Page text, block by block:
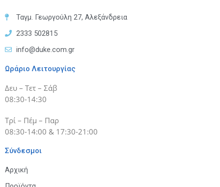
Ταγμ. Γεωργούλη 27, Αλεξάνδρεια
2333 502815
info@duke.com.gr
Ωράριο Λειτουργίας
Δευ – Τετ – Σάβ
08:30-14:30
Τρί – Πέμ – Παρ
08:30-14:00 & 17:30-21:00
Σύνδεσμοι
Αρχική